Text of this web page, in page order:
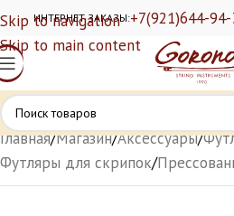
Skip to navigation
Skip to main content
ИНТЕРНЕТ ЗАКАЗЫ:+7(921)644-
Главная/Магазин/Аксессуары/
Футляры для скрипок/